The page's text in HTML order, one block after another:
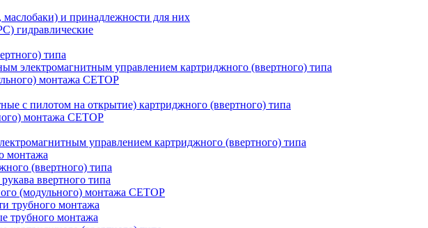
маслобаки) и принадлежности для них
гидравлические
типа
электромагнитным управлением картриджного (ввертного) типа
монтажа CETOP
с пилотом на открытие) картриджного (ввертного) типа
монтажа CETOP
управлением картриджного (ввертного) типа
монтажа
(ввертного) типа
ввертного типа
(модульного) монтажа CETOP
трубного монтажа
трубного монтажа